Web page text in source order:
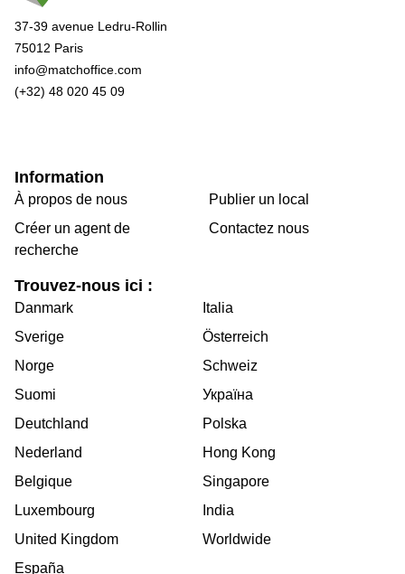
37-39 avenue Ledru-Rollin
75012 Paris
info@matchoffice.com
(+32) 48 020 45 09
Information
À propos de nous
Créer un agent de
recherche
Publier un local
Contactez nous
Trouvez-nous ici :
Danmark
Sverige
Norge
Suomi
Deutchland
Nederland
Belgique
Luxembourg
United Kingdom
España
Italia
Österreich
Schweiz
Україна
Polska
Hong Kong
Singapore
India
Worldwide